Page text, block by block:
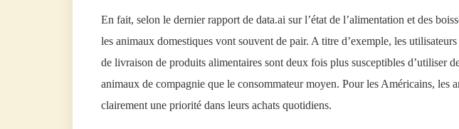
En fait, selon le dernier rapport de data.ai sur l’état de l’alimentation et des
les animaux domestiques vont souvent de pair. A titre d’exemple, les
de livraison de produits alimentaires sont deux fois plus susceptibles d’utiliser
animaux de compagnie que le consommateur moyen. Pour les Américains, les
clairement une priorité dans leurs achats quotidiens.